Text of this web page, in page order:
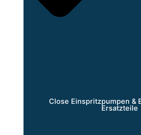
Close Einspritzpumpen &
Ersatzteile